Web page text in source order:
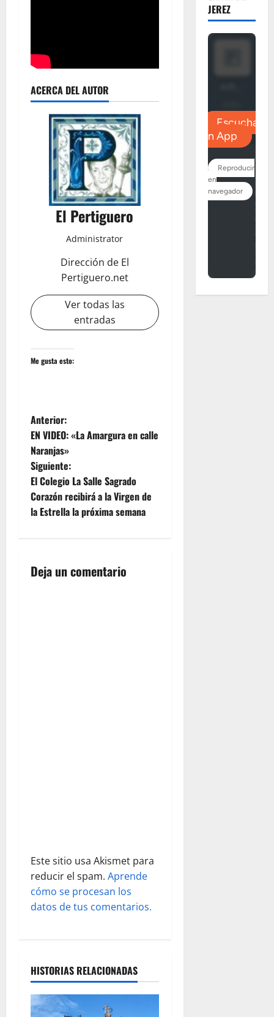
ACERCA DEL AUTOR
El Pertiguero
Administrator
Dirección de El
Pertiguero.net
Ver todas las
entradas
Me gusta esto:
N
a
v
e
c
d
a
s
Anterior:
EN VIDEO: «La Amargura en calle
Naranjas»
Siguiente:
El Colegio La Salle Sagrado
Corazón recibirá a la Virgen de
la Estrella la próxima semana
Deja un comentario
Este sitio usa Akismet para
reducir el spam. Aprende
cómo se procesan los
datos de tus comentarios.
HISTORIAS RELACIONADAS
JEREZ